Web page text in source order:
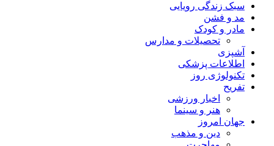
سبک زندگی رویایی
مد و فشن
مادر و کودک
تحصیلات و مدارس
آشپزی
اطلاعات پزشکی
تکنولوژی روز
تفریح
اخبار ورزشی
هنر و سینما
جهان امروز
دین و مذهب